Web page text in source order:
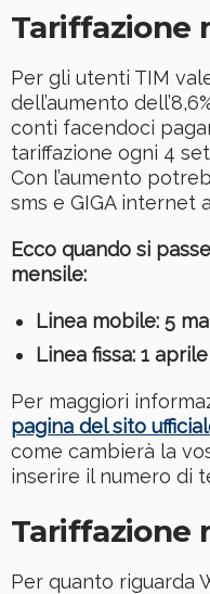
Tariffazione
Per gli utenti TIM
dell’aumento
conti facendoci
tariffazione ogni 4
Con l’aumento
sms e GIGA internet
Ecco quando si
mensile:
Linea mobile: 5
Linea fissa: 1
Per maggiori
pagina del sito
come cambierà la
inserire il numero di
Tariffazione
Per quanto riguarda